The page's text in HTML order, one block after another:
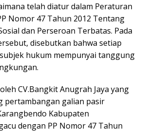
telah diatur dalam Peraturan
Nomor 47 Tahun 2012 Tentang
dan Perseroan Terbatas. Pada
disebutkan bahwa setiap
hukum mempunyai tanggung
CV.Bangkit Anugrah Jaya yang
pertambangan galian pasir
Kabupaten
dengan PP Nomor 47 Tahun